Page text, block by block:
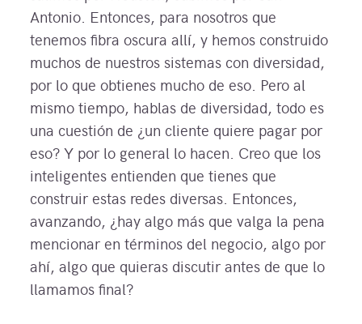
Antonio. Entonces, para nosotros que
tenemos fibra oscura allí, y hemos construido
muchos de nuestros sistemas con diversidad,
por lo que obtienes mucho de eso. Pero al
mismo tiempo, hablas de diversidad, todo es
una cuestión de ¿un cliente quiere pagar por
eso? Y por lo general lo hacen. Creo que los
inteligentes entienden que tienes que
construir estas redes diversas. Entonces,
avanzando, ¿hay algo más que valga la pena
mencionar en términos del negocio, algo por
ahí, algo que quieras discutir antes de que lo
llamamos final?